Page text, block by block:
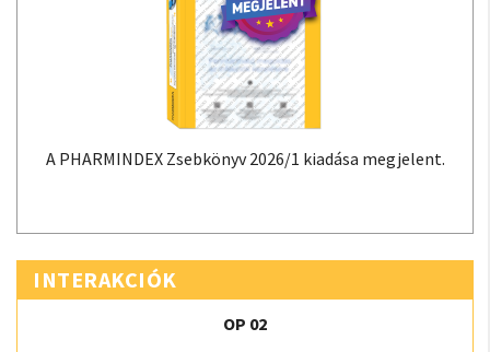
A PHARMINDEX Zsebkönyv 2026/1 kiadása megjelent.
INTERAKCIÓK
OP 02